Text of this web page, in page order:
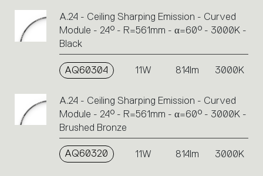
A.24 - Ceiling Sharping Emission - Curved
Module - 24° - R=561mm - α=60° - 3000K -
Black
AQ60304 11W 814lm 3000K
A.24 - Ceiling Sharping Emission - Curved
Module - 24° - R=561mm - α=60° - 3000K -
Brushed Bronze
AQ60320 11W 814lm 3000K